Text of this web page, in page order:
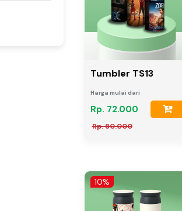
Tumbler TS13
Harga mulai dari
Rp. 72.000
Rp. 80.000
10%